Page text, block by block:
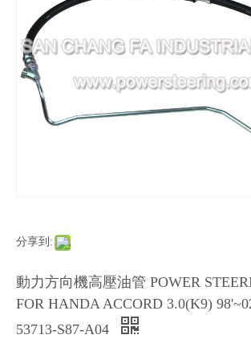
分享到:
動力方向機高壓油管 POWER
FOR HANDA ACCORD 3.0(K9)
53713-S87-A04